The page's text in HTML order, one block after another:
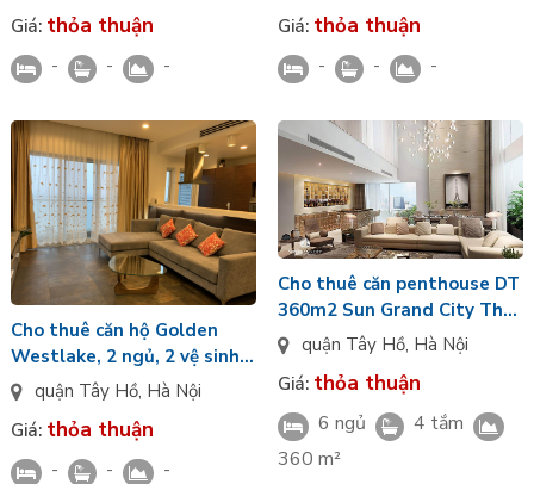
Giá: thỏa thuận
- - -
Giá: thỏa thuận
- - -
Cho thuê căn hộ Golden
Westlake, 2 ngủ, 2 vệ sinh,
full đồ, sửa mới đẹp, view
trực diện Hồ tây
quận Tây Hồ, Hà Nội
Giá: thỏa thuận
- - -
Cho thuê căn penthouse DT
360m2 Sun Grand City Thụy
Khuêquận Tây Hồ, Hà Nội
Giá: thỏa thuận
6 ngủ
4 tắm
360 m²